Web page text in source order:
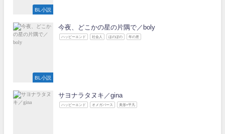
BL小説
BL小説
今夜、どこかの星の片隅で／boly
ハッピーエンド 社会人 ほのぼの 年の差
サヨナラタヌキ／gina
ハッピーエンド オメガバース 美形×平凡